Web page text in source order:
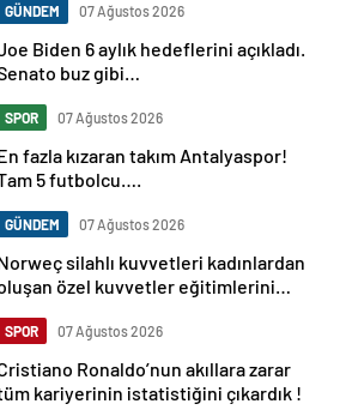
GÜNDEM 07 Ağustos 2026
Biden 6 aylık hedeflerini açıkladı.
buz gibi…
SPOR 07 Ağustos 2026
fazla kızaran takım Antalyaspor!
5 futbolcu….
GÜNDEM 07 Ağustos 2026
silahlı kuvvetleri kadınlardan
özel kuvvetler eğitimlerini
SPOR 07 Ağustos 2026
Ronaldo’nun akıllara zarar
kariyerinin istatistiğini çıkardık !